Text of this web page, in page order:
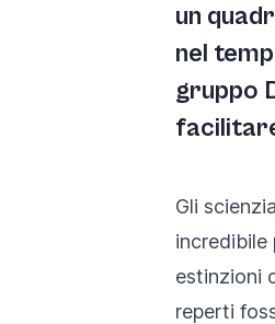
un
nel
gruppo
Gli
incredibile
estinzioni
reperti